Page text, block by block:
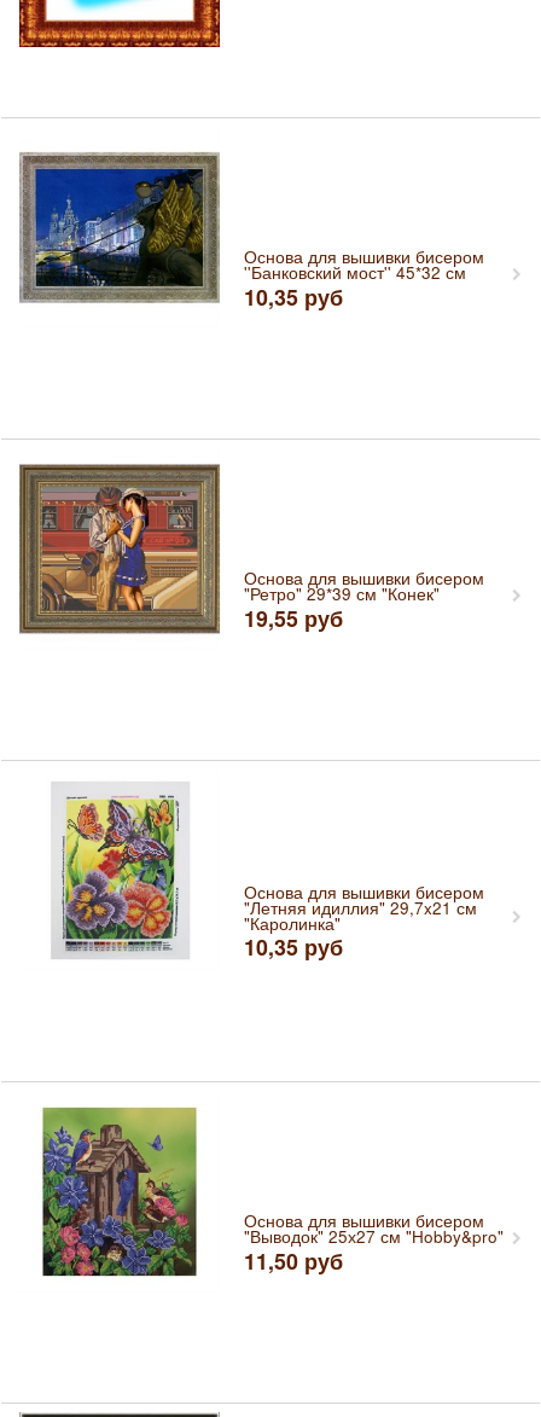
Основа для вышивки бисером
''Банковский мост'' 45*32 см
10,35 руб
Основа для вышивки бисером
"Ретро" 29*39 см "Конек"
19,55 руб
Основа для вышивки бисером
"Летняя идиллия" 29,7x21 см
"Каролинка"
10,35 руб
Основа для вышивки бисером
"Выводок" 25х27 см "Hobby&pro"
11,50 руб